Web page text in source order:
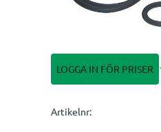
LOGGA IN FÖR PRISER
Artikelnr